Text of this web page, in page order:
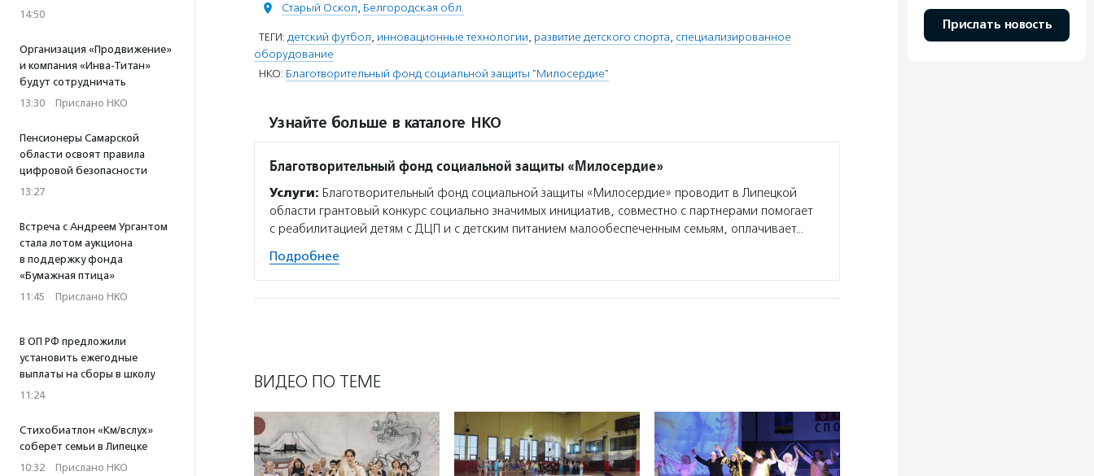
14:50
Организация «Продвижение»
и компания «Инва-Титан»
будут сотрудничать
13:30 · Прислано НКО
Пенсионеры Самарской
области освоят правила
цифровой безопасности
13:27
Встреча с Андреем Ургантом
стала лотом аукциона
в поддержку фонда
«Бумажная птица»
11:45 · Прислано НКО
В ОП РФ предложили
установить ежегодные
выплаты на сборы в школу
11:24
Стихобиатлон «Км/вслух»
соберет семьи в Липецке
10:32 · Прислано НКО
Старый Оскол, Белгородская обл.
ТЕГИ: детский футбол, инновационные технологии, развитие детского спорта, специализированное
оборудование
НКО: Благотворительный фонд социальной защиты "Милосердие"
Узнайте больше в каталоге НКО
Благотворительный фонд социальной защиты «Милосердие»
Услуги: Благотворительный фонд социальной защиты «Милосердие» проводит в Липецкой
области грантовый конкурс социально значимых инициатив, совместно с партнерами помогает
с реабилитацией детям с ДЦП и с детским питанием малообеспеченным семьям, оплачивает…
Подробнее
ВИДЕО ПО ТЕМЕ
Прислать новость